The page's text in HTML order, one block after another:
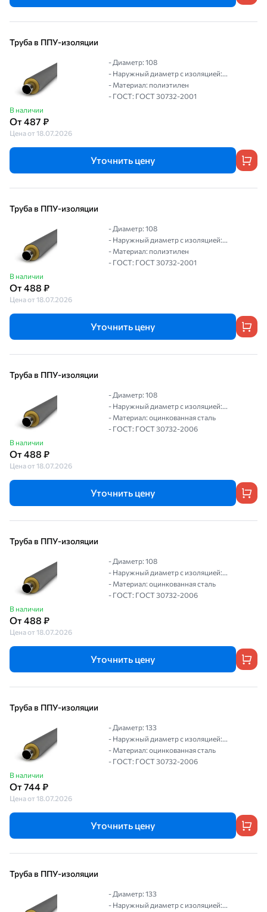
Труба в ППУ-изоляции
В наличии
От 487 ₽
Цена от 18.07.2026
- Диаметр: 108
- Наружный диаметр с изоляцией:...
- Материал: полиэтилен
- ГОСТ: ГОСТ 30732-2001
Уточнить цену
Труба в ППУ-изоляции
В наличии
От 488 ₽
Цена от 18.07.2026
- Диаметр: 108
- Наружный диаметр с изоляцией:...
- Материал: полиэтилен
- ГОСТ: ГОСТ 30732-2001
Уточнить цену
Труба в ППУ-изоляции
В наличии
От 488 ₽
Цена от 18.07.2026
- Диаметр: 108
- Наружный диаметр с изоляцией:...
- Материал: оцинкованная сталь
- ГОСТ: ГОСТ 30732-2006
Уточнить цену
Труба в ППУ-изоляции
В наличии
От 488 ₽
Цена от 18.07.2026
- Диаметр: 108
- Наружный диаметр с изоляцией:...
- Материал: оцинкованная сталь
- ГОСТ: ГОСТ 30732-2006
Уточнить цену
Труба в ППУ-изоляции
В наличии
От 744 ₽
Цена от 18.07.2026
- Диаметр: 133
- Наружный диаметр с изоляцией:...
- Материал: оцинкованная сталь
- ГОСТ: ГОСТ 30732-2006
Уточнить цену
Труба в ППУ-изоляции
- Диаметр: 133
- Наружный диаметр с изоляцией:...